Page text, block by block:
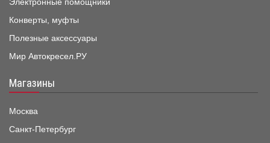
Электронные помощники
Конверты, муфты
Полезные аксессуары
Мир Автокресел.РУ
Магазины
Москва
Санкт-Петербург